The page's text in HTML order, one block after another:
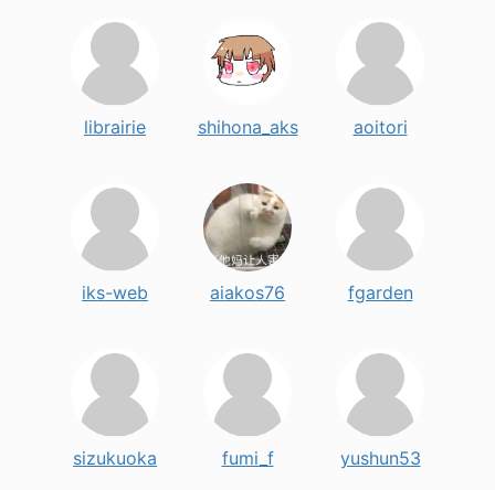
librairie shihona_aks aoitori
iks-web aiakos76 fgarden
sizukuoka fumi_f yushun53